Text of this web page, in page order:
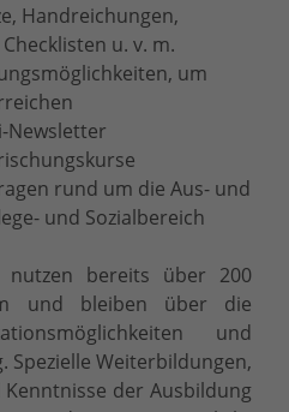
Handreichungen,
u. v. m.
um
Newsletter
rund um die Aus- und
und Sozialbereich
bereits über 200
und bleiben über die
und
Spezielle Weiterbildungen,
der Ausbildung